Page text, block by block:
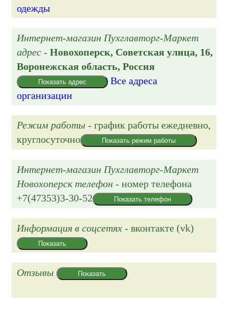
одежды
Интернет-магазин Пухглавторг-Маркет
адрес -Новохоперск, Советская улица, 16,
Воронежская область, Россия
Показать адрес
Все адреса
организации
Режим работы - график работыежедневно,
круглосуточно
Показать режим работы
Интернет-магазин Пухглавторг-Маркет
Новохоперск телефон - номер телефона
+7(47353)3-30-52
Показать телефон
Информация в соцсетях - вконтакте (vk)
Показать
Отзывы Показать